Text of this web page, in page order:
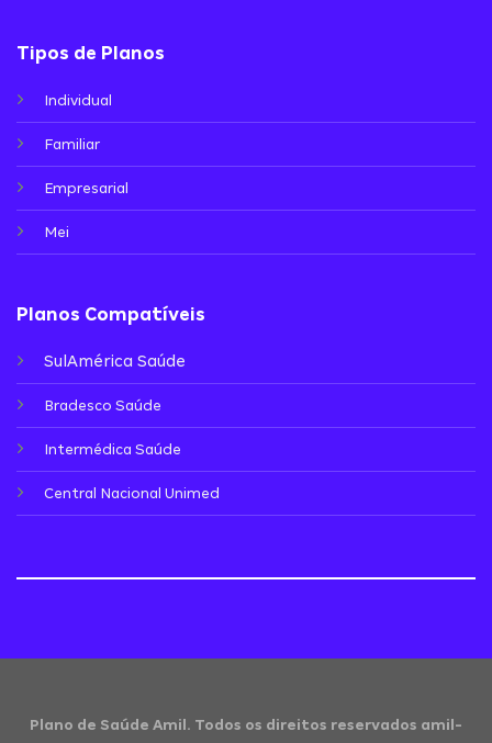
Tipos de Planos
Individual
Familiar
Empresarial
Mei
Planos Compatíveis
SulAmérica Saúde
Bradesco Saúde
Intermédica Saúde
Central Nacional Unimed
Plano de Saúde Amil. Todos os direitos reservados amil-